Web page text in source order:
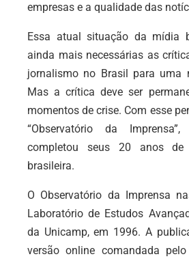
empresas e a qualidade das
Essa atual situação da mídia
ainda mais necessárias as
jornalismo no Brasil para uma
Mas a crítica deve ser
momentos de crise. Com esse
“Observatório da
completou seus 20 anos
brasileira.
O Observatório da Imprensa
Laboratório de Estudos
da Unicamp, em 1996. A
versão online comandada